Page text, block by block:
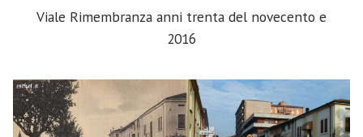
Viale Rimembranza anni trenta del novecento e
2016